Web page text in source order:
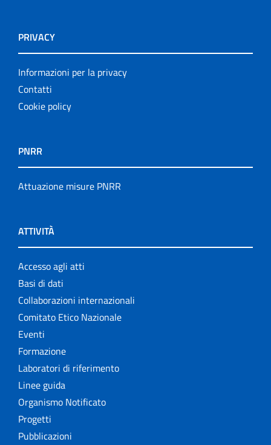
PRIVACY
Informazioni per la privacy
Contatti
Cookie policy
PNRR
Attuazione misure PNRR
ATTIVITÀ
Accesso agli atti
Basi di dati
Collaborazioni internazionali
Comitato Etico Nazionale
Eventi
Formazione
Laboratori di riferimento
Linee guida
Organismo Notificato
Progetti
Pubblicazioni